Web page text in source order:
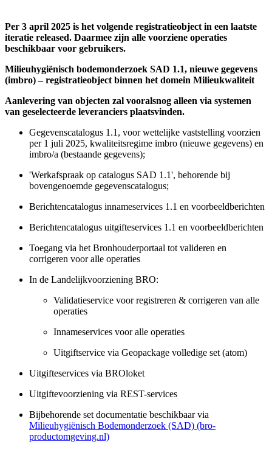
Per 3 april 2025 is het volgende registratieobject in een laatste
iteratie released. Daarmee zijn alle voorziene operaties
beschikbaar voor gebruikers.
Milieuhygiënisch bodemonderzoek SAD 1.1, nieuwe gegevens
(imbro) – registratieobject binnen het domein Milieukwaliteit
Aanlevering van objecten zal vooralsnog alleen via systemen
van geselecteerde leveranciers plaatsvinden.
Gegevenscatalogus 1.1, voor wettelijke vaststelling voorzien
per 1 juli 2025, kwaliteitsregime imbro (nieuwe gegevens) en
imbro/a (bestaande gegevens);
'Werkafspraak op catalogus SAD 1.1', behorende bij
bovengenoemde gegevenscatalogus;
Berichtencatalogus innameservices 1.1 en voorbeeldberichten
Berichtencatalogus uitgifteservices 1.1 en voorbeeldberichten
Toegang via het Bronhouderportaal tot valideren en
corrigeren voor alle operaties
In de Landelijkvoorziening BRO:
Validatieservice voor registreren & corrigeren van alle
operaties
Innameservices voor alle operaties
Uitgiftservice via Geopackage volledige set (atom)
Uitgifteservices via BROloket
Uitgiftevoorziening via REST-services
Bijbehorende set documentatie beschikbaar via
Milieuhygiënisch Bodemonderzoek (SAD) (bro-
productomgeving.nl)